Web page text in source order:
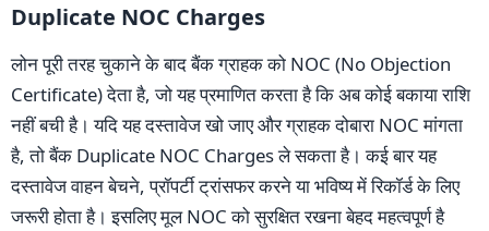
Duplicate NOC Charges
लोन पूरी तरह चुकाने के बाद बैंक ग्राहक को NOC (No Objection
Certificate) देता है, जो यह प्रमाणित करता है कि अब कोई बकाया राशि
नहीं बची है। यदि यह दस्तावेज खो जाए और ग्राहक दोबारा NOC मांगता
है, तो बैंक Duplicate NOC Charges ले सकता है। कई बार यह
दस्तावेज वाहन बेचने, प्रॉपर्टी ट्रांसफर करने या भविष्य में रिकॉर्ड के लिए
जरूरी होता है। इसलिए मूल NOC को सुरक्षित रखना बेहद महत्वपूर्ण है